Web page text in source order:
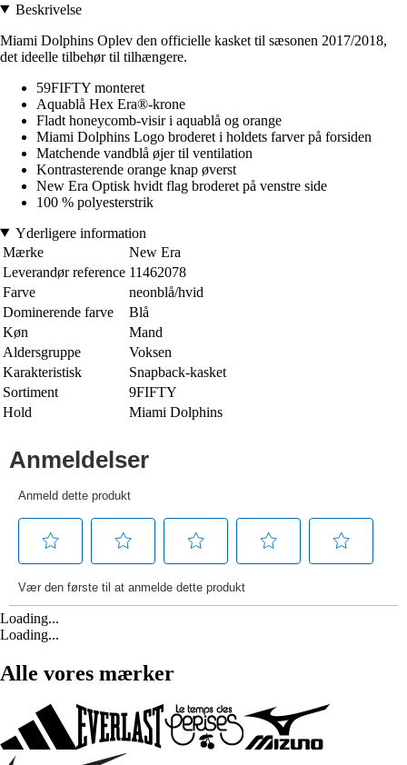
Beskrivelse
Miami Dolphins Oplev den officielle kasket til sæsonen 2017/2018,
det ideelle tilbehør til tilhængere.
59FIFTY monteret
Aquablå Hex Era®-krone
Fladt honeycomb-visir i aquablå og orange
Miami Dolphins Logo broderet i holdets farver på forsiden
Matchende vandblå øjer til ventilation
Kontrasterende orange knap øverst
New Era Optisk hvidt flag broderet på venstre side
100 % polyesterstrik
Yderligere information
Mærke
New Era
Leverandør reference 11462078
Farve
neonblå/hvid
Dominerende farve
Blå
Køn
Mand
Aldersgruppe
Voksen
Karakteristisk
Snapback-kasket
Sortiment
9FIFTY
Hold
Miami Dolphins
Loading...
Loading...
Alle vores mærker